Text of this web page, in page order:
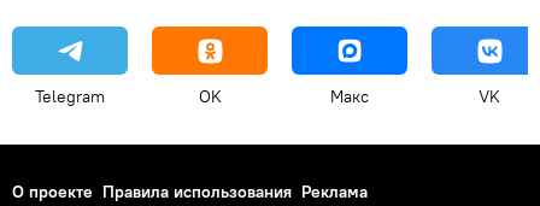
Telegram OK Макс VK
О проекте Правила использования Реклама